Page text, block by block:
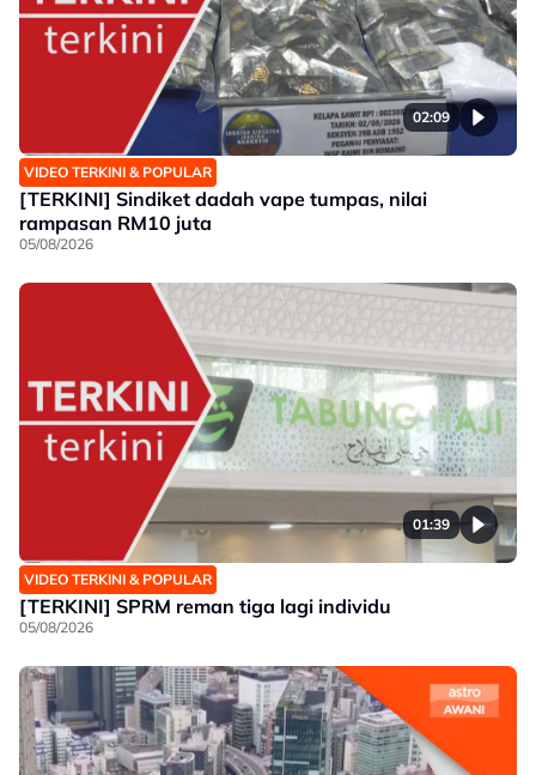
02:09
VIDEO TERKINI & POPULAR
[TERKINI] Sindiket dadah vape tumpas, nilai
rampasan RM10 juta
05/08/2026
01:39
VIDEO TERKINI & POPULAR
[TERKINI] SPRM reman tiga lagi individu
05/08/2026